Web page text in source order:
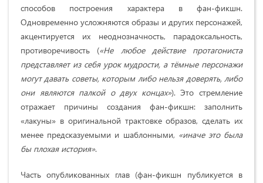
способов построения характера в фан-фикшн.
Одновременно усложняются образы и других персонажей,
акцентируется их неоднозначность, парадоксальность,
противоречивость («Не любое действие протагониста
представляет из себя урок мудрости, а тёмные персонажи
могут давать советы, которым либо нельзя доверять, либо
они являются палкой о двух концах»). Это стремление
отражает причины создания фан-фикшн: заполнить
«лакуны» в оригинальной трактовке образов, сделать их
менее предсказуемыми и шаблонными, «иначе это была
бы плохая история».
Часть опубликованных глав (фан-фикшн публикуется в